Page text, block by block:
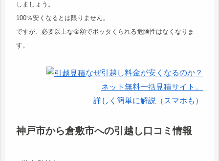
しましょう。
100％安くなるとは限りません。
ですが、必要以上な金額でボッタくられる危険性はなくなりま
す。
なぜ引越し料金が安くなるのか？
ネット無料一括見積サイト。
詳しく簡単に解説（スマホも）
神戸市から倉敷市への引越し口コミ情報